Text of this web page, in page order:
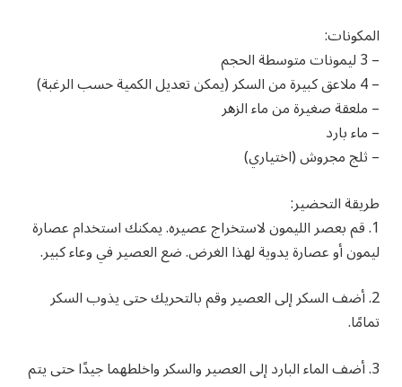
المكونات:
– 3 ليمونات متوسطة الحجم
– 4 ملاعق كبيرة من السكر (يمكن تعديل الكمية حسب الرغبة)
– ملعقة صغيرة من ماء الزهر
– ماء بارد
– ثلج مجروش (اختياري)
طريقة التحضير:
1. قم بعصر الليمون لاستخراج عصيره. يمكنك استخدام عصارة
ليمون أو عصارة يدوية لهذا الغرض. ضع العصير في وعاء كبير.
2. أضف السكر إلى العصير وقم بالتحريك حتى يذوب السكر
تمامًا.
3. أضف الماء البارد إلى العصير والسكر واخلطهما جيدًا حتى يتم